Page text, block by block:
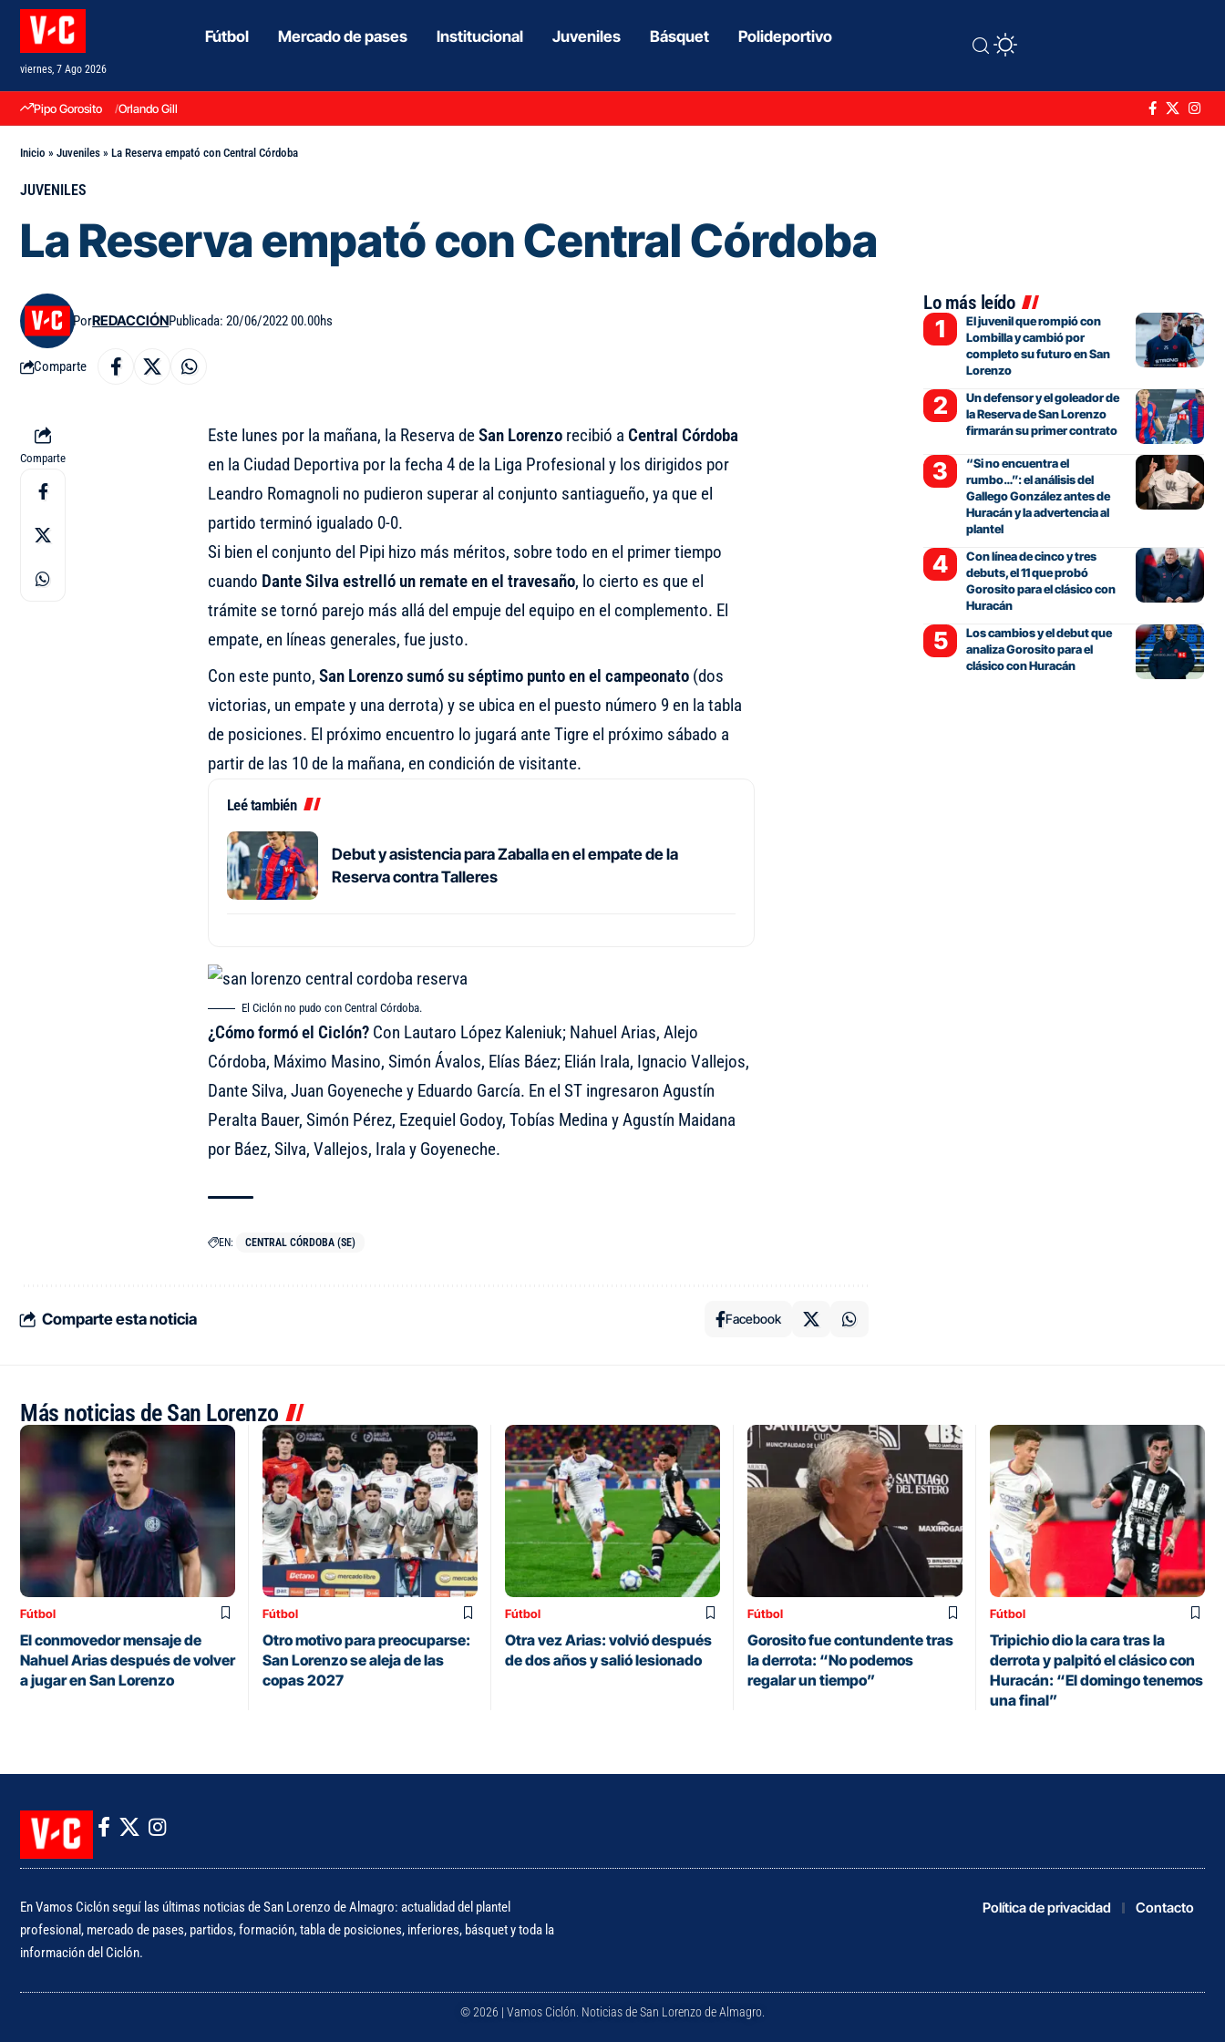
viernes, 7 Ago 2026
Fútbol Mercado de pases Institucional Juveniles Básquet Polideportivo
Pipo Gorosito Orlando Gill
Inicio » Juveniles » La Reserva empató con Central Córdoba
JUVENILES
La Reserva empató con Central Córdoba
PorREDACCIÓNPublicada: 20/06/2022 00.00hs
Comparte
Comparte
Este lunes por la mañana, la Reserva deSan Lorenzorecibió a Central Córdoba
en la Ciudad Deportiva por la fecha 4 de la Liga Profesional y los dirigidos por
Leandro Romagnoli no pudieron superar al conjunto santiagueño, ya que el
partido terminó igualado 0-0.
Si bien el conjunto del Pipi hizo más méritos, sobre todo en el primer tiempo
cuando Dante Silva estrelló un remate en el travesaño, lo cierto es que el
trámite se tornó parejo más allá del empuje del equipo en el complemento. El
empate, en líneas generales, fue justo.
Con este punto, San Lorenzo sumó su séptimo punto en el campeonato(dos
victorias, un empate y una derrota) y se ubica en el puesto número 9 en la tabla
de posiciones. El próximo encuentro lo jugará ante Tigre el próximo sábado a
partir de las 10 de la mañana, en condición de visitante.
Leé también
Debut y asistencia para Zaballa en el empate de la
Reserva contra Talleres
El Ciclón no pudo con Central Córdoba.
¿Cómo formó el Ciclón?Con Lautaro López Kaleniuk; Nahuel Arias, Alejo
Córdoba, Máximo Masino, Simón Ávalos, Elías Báez; Elián Irala, Ignacio Vallejos,
Dante Silva, Juan Goyeneche y Eduardo García. En el ST ingresaron Agustín
Peralta Bauer, Simón Pérez, Ezequiel Godoy, Tobías Medina y Agustín Maidana
por Báez, Silva, Vallejos, Irala y Goyeneche.
EN: CENTRAL CÓRDOBA (SE)
Comparte esta noticia Facebook
Lo más leído
El juvenil que rompió con
Lombilla y cambió por
completo su futuro en San
Lorenzo
Un defensor y el goleador de
la Reserva de San Lorenzo
firmarán su primer contrato
“Si no encuentra el
rumbo…”: el análisis del
Gallego González antes de
Huracán y la advertencia al
plantel
Con línea de cinco y tres
debuts, el 11 que probó
Gorosito para el clásico con
Huracán
Los cambios y el debut que
analiza Gorosito para el
clásico con Huracán
Más noticias de San Lorenzo
Fútbol
El conmovedor mensaje de
Nahuel Arias después de volver
a jugar en San Lorenzo
Fútbol
Otro motivo para preocuparse:
San Lorenzo se aleja de las
copas 2027
Fútbol
Otra vez Arias: volvió después
de dos años y salió lesionado
Fútbol
Gorosito fue contundente tras
la derrota: “No podemos
regalar un tiempo”
Fútbol
Tripichio dio la cara tras la
derrota y palpitó el clásico con
Huracán: “El domingo tenemos
una final”
En Vamos Ciclón seguí las últimas noticias de San Lorenzo de Almagro: actualidad del plantel
profesional, mercado de pases, partidos, formación, tabla de posiciones, inferiores, básquet y toda la
información del Ciclón.
Política de privacidad Contacto
© 2026 | Vamos Ciclón. Noticias de San Lorenzo de Almagro.